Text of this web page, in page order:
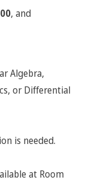
, and
Algebra,
or Differential
is needed.
at Room